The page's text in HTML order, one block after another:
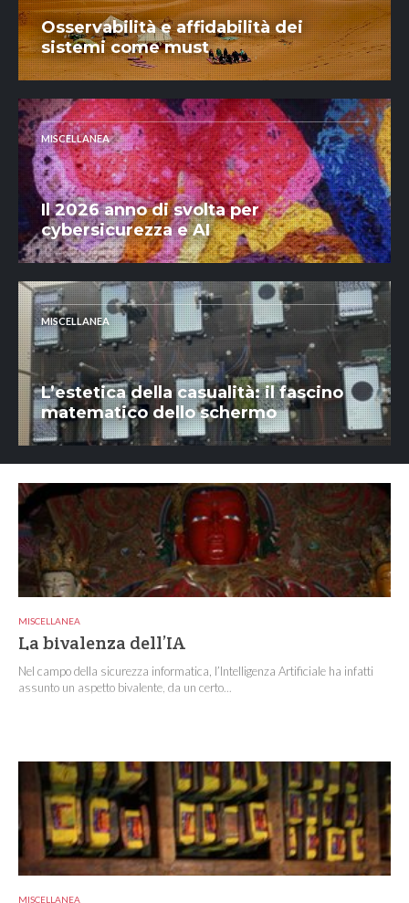
Osservabilità e affidabilità dei
sistemi come must
MISCELLANEA
Il 2026 anno di svolta per
cybersicurezza e AI
MISCELLANEA
L’estetica della casualità: il fascino
matematico dello schermo
MISCELLANEA
La bivalenza dell’IA
Nel campo della sicurezza informatica, l’Intelligenza Artificiale ha infatti
assunto un aspetto bivalente, da un certo...
MISCELLANEA